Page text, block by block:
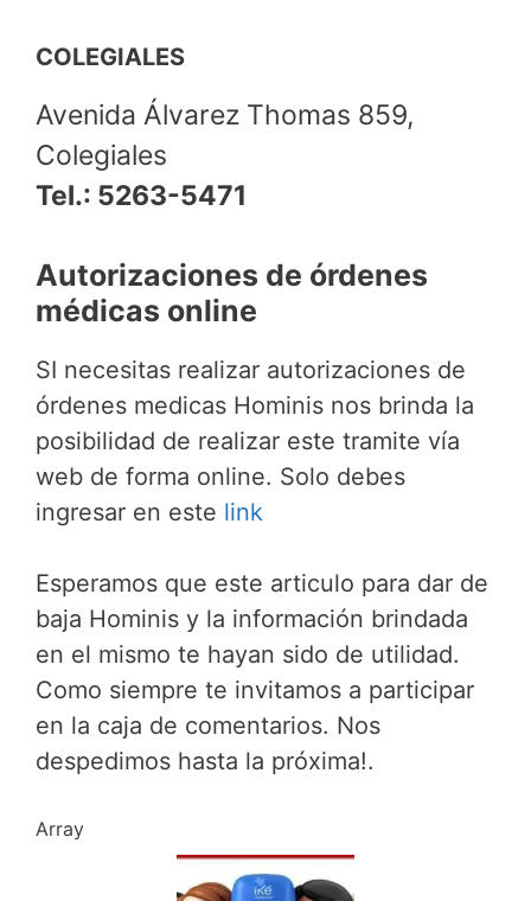
COLEGIALES
Avenida Álvarez Thomas 859,
Colegiales
Tel.: 5263-5471
Autorizaciones de órdenes
médicas online
SI necesitas realizar autorizaciones de
órdenes medicas Hominis nos brinda la
posibilidad de realizar este tramite vía
web de forma online. Solo debes
ingresar en este link
Esperamos que este articulo para dar de
baja Hominis y la información brindada
en el mismo te hayan sido de utilidad.
Como siempre te invitamos a participar
en la caja de comentarios. Nos
despedimos hasta la próxima!.
Array